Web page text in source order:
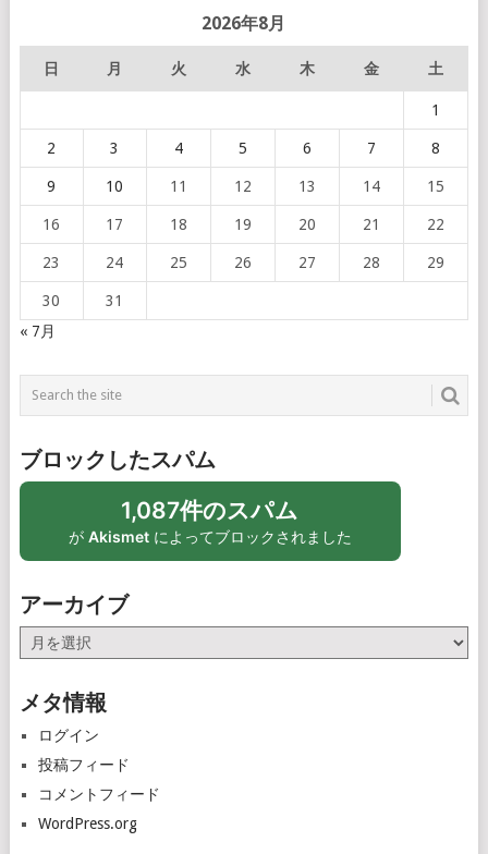
2026年8月
日 月 火 水 木 金 土
1
2 3 4 5 6 7 8
9 10 11 12 13 14 15
16 17 18 19 20 21 22
23 24 25 26 27 28 29
30
31
« 7月
ブロックしたスパム
1,087件のスパム
が Akismetによってブロックされました
アーカイブ
ー
イ
メタ情報
ログイン
投稿フィード
コメントフィード
WordPress.org